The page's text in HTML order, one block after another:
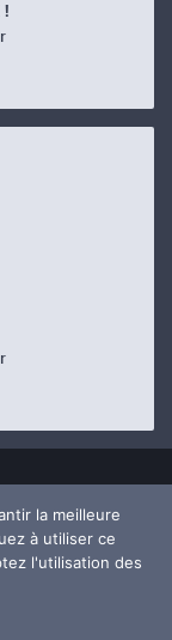
!
la meilleure
à utiliser ce
l'utilisation des